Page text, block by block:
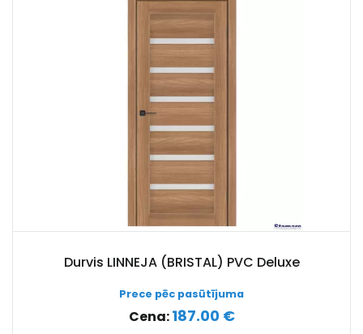
Durvis LINNEJA (BRISTAL) PVC Deluxe
Prece pēc pasūtījuma
Cena:187.00 €